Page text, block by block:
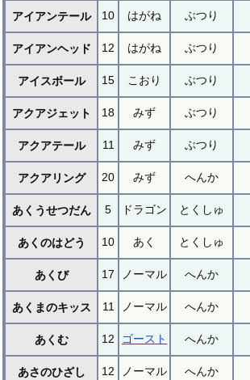
アイアンテール 10 はがね ぶつり
アイアンヘッド 12 はがね ぶつり
アイスボール 15 こおり ぶつり
アクアジェット 18 みず ぶつり
アクアテール 11 みず ぶつり
アクアリング 20 みず へんか
あくうせつだん 5 ドラゴン とくしゅ
あくのはどう 10 あく とくしゅ
あくび 17 ノーマル へんか
あくまのキッス 11 ノーマル へんか
あくむ 12 ゴースト へんか
あさのひざし 12 ノーマル へんか